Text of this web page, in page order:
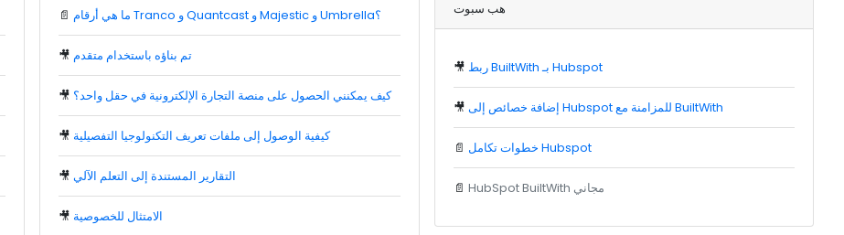
📄 ما هي أرقام Tranco و Quantcast و Majestic و Umbrella؟
🎥 تم بناؤه باستخدام متقدم
🎥 كيف يمكنني الحصول على منصة التجارة الإلكترونية في حقل واحد؟
🎥 كيفية الوصول إلى ملفات تعريف التكنولوجيا التفصيلية
🎥التقارير المستندة إلى التعلم الآلي
🎥 الامتثال للخصوصية
هب سبوت
🎥 ربط BuiltWith بـ Hubspot
🎥 إضافة خصائص إلى Hubspot للمزامنة مع BuiltWith
📄 خطوات تكامل Hubspot
📄 HubSpot BuiltWith مجاني